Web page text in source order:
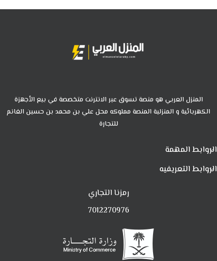
المنزل العربي هو منصة تسوق عبر الانترنت متخصصة في بيع الأجهزة
الكهربائية و المنزلية المنصة مملوكه محل علي بن محمد بن حسين الغانم
للتجارة
الروابط المهمة
الروابط التعريفيه
رمزنا التجاري
7012270976